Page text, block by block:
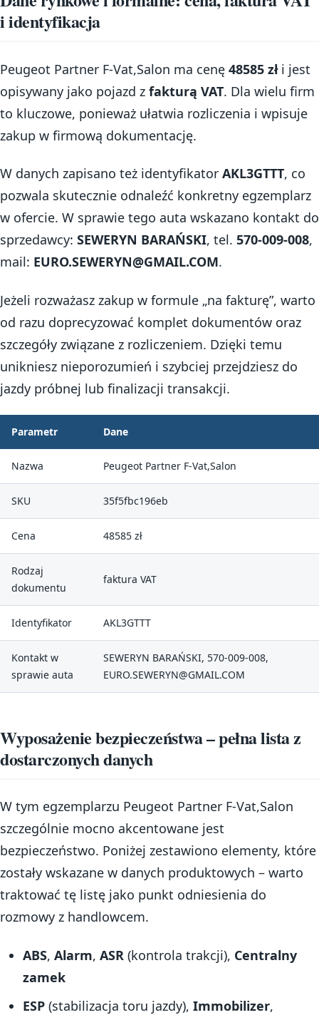
i identyfikacja
Peugeot Partner F-Vat,Salon ma cenę 48585 złi jest
opisywany jako pojazd z fakturą VAT. Dla wielu firm
to kluczowe, ponieważ ułatwia rozliczenia i wpisuje
zakup w firmową dokumentację.
W danych zapisano też identyfikator AKL3GTTT, co
pozwala skutecznie odnaleźć konkretny egzemplarz
w ofercie. W sprawie tego auta wskazano kontakt do
sprzedawcy: SEWERYN BARAŃSKI, tel. 570-009-008,
mail: EURO.SEWERYN@GMAIL.COM.
Jeżeli rozważasz zakup w formule „na fakturę”, warto
od razu doprecyzować komplet dokumentów oraz
szczegóły związane z rozliczeniem. Dzięki temu
unikniesz nieporozumień i szybciej przejdziesz do
jazdy próbnej lub finalizacji transakcji.
Parametr Dane
Nazwa Peugeot Partner F-Vat,Salon
SKU 35f5fbc196eb
Cena 48585 zł
Rodzaj
dokumentu
faktura VAT
Identyfikator AKL3GTTT
Kontakt w
sprawie auta
SEWERYN BARAŃSKI, 570-009-008,
EURO.SEWERYN@GMAIL.COM
Wyposażenie bezpieczeństwa – pełna lista z
dostarczonych danych
W tym egzemplarzu Peugeot Partner F-Vat,Salon
szczególnie mocno akcentowane jest
bezpieczeństwo. Poniżej zestawiono elementy, które
zostały wskazane w danych produktowych – warto
traktować tę listę jako punkt odniesienia do
rozmowy z handlowcem.
ABS, Alarm, ASR (kontrola trakcji), Centralny
zamek
ESP(stabilizacja toru jazdy), Immobilizer,